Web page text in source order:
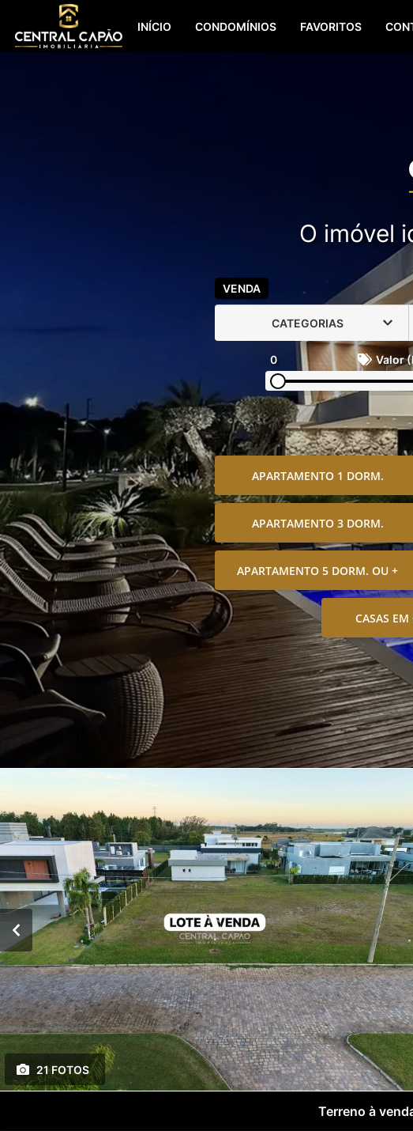
INÍCIO CONDOMÍNIOS FAVORITOS
O imóvel
VENDA
CATEGORIAS
0 Valor
APARTAMENTO 1 DORM.
APARTAMENTO 3 DORM.
APARTAMENTO 5 DORM. OU +
CASAS
21 FOTOS
Terreno à